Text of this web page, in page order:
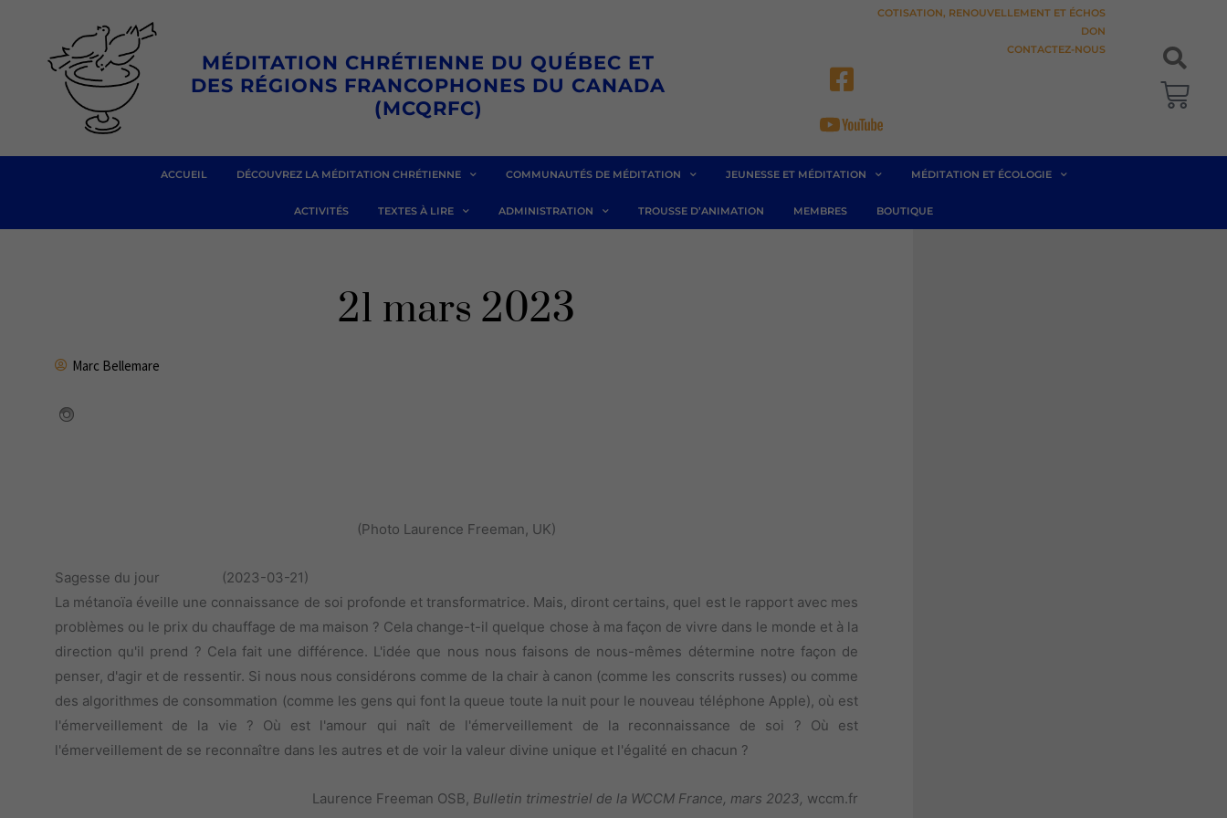
contenu
MÉDITATION CHRÉTIENNE DU QUÉBEC ET
DES RÉGIONS FRANCOPHONES DU CANADA
(MCQRFC)
COTISATION, RENOUVELLEMENT ET ÉCHOS
DON
CONTACTEZ-NOUS
ACCUEIL DÉCOUVREZ LA MÉDITATION CHRÉTIENNE COMMUNAUTÉS DE MÉDITATION JEUNESSE ET MÉDITATION MÉDITATION ET ÉCOLOGIE
ACTIVITÉS TEXTES À LIRE ADMINISTRATION TROUSSE D’ANIMATION MEMBRES BOUTIQUE
21 mars 2023
Marc Bellemare
(Photo Laurence Freeman, UK)
Sagesse du jour (2023-03-21)
La métanoïa éveille une connaissance de soi profonde et transformatrice. Mais, diront certains, quel est le rapport avec mes
problèmes ou le prix du chauffage de ma maison ? Cela change-t-il quelque chose à ma façon de vivre dans le monde et à la
direction qu'il prend ? Cela fait une différence. L'idée que nous nous faisons de nous-mêmes détermine notre façon de
penser, d'agir et de ressentir. Si nous nous considérons comme de la chair à canon (comme les conscrits russes) ou comme
des algorithmes de consommation (comme les gens qui font la queue toute la nuit pour le nouveau téléphone Apple), où est
l'émerveillement de la vie ? Où est l'amour qui naît de l'émerveillement de la reconnaissance de soi ? Où est
l'émerveillement de se reconnaître dans les autres et de voir la valeur divine unique et l'égalité en chacun ?
Laurence Freeman OSB, Bulletin trimestriel de la WCCM France, mars 2023, wccm.fr